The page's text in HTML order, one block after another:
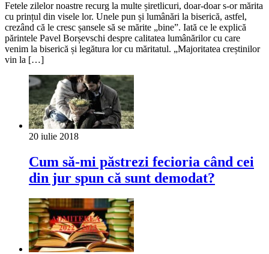
Fetele zilelor noastre recurg la multe șiretlicuri, doar-doar s-or mărita
cu prințul din visele lor. Unele pun și lumânări la biserică, astfel,
crezând că le cresc șansele să se mărite „bine”. Iată ce le explică
părintele Pavel Borșevschi despre calitatea lumânărilor cu care
venim la biserică și legătura lor cu măritatul. „Majoritatea creștinilor
vin la […]
20 iulie 2018
Cum să-mi păstrezi fecioria când cei
din jur spun că sunt demodat?